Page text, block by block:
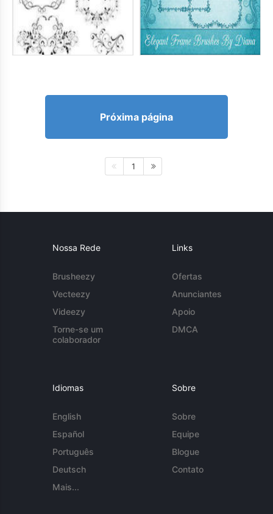
Próxima página
1
Nossa Rede
Brusheezy
Vecteezy
Videezy
Torne-se um
colaborador
Links
Ofertas
Anunciantes
Apoio
DMCA
Idiomas
English
Español
Português
Deutsch
Mais...
Sobre
Sobre
Equipe
Blogue
Contato